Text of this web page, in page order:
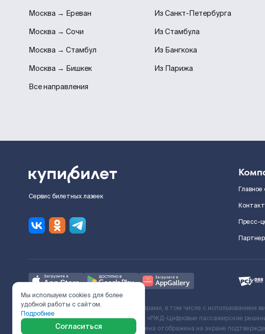
Москва → Ереван
Москва → Сочи
Москва → Стамбул
Москва → Бишкек
Все направления
Из Санкт-Петербурга
Из Стамбула
Из Бангкока
Из Парижа
Сервис билетных лазеек
Главное
Пресс-
Ж/Д билеты предоставляются партнёрами, в том числе с
с Поставщиком услуг и Договора ООО «РЖД-Цифровые пассажирские
включает сервисный сбор. Итоговая цена отображена на экране
Мы используем cookies для более
удобной работы с сайтом.
Подробнее
Согласиться